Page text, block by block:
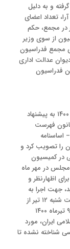
و به دلیل
تعداد اعضای
در مجمع، حکم
از سوی وزیر
مجمع فدراسیون
عدالت اداری
فدراسیون
هیات وزیران در جلسات ۱۴ مهر ۱۳۹۸ و ۱۵ اردیبهشت ۱۴۰۰ به پیشنهاد
و به استناد تبصره ماده (۱۱) قانون فهرست
نهادها و موسسات عمومی غیردولتی – مصوب ۱۳۷۳ – اساسنامه
را تصویب کرد و
در کمیسیون
در مهر ماه
اظهارنظر و
جهت اجرا به
دولت ابلاغ شود، اما حدود ۲۰ ماه طول کشید تا نهایت شنبه ۱۲ تیر از
سوی سخنگوی شورای نگهبان اعلام شد که چهارشنبه ۹ تیرماه ۱۴۰۰
ایران، مورد
شناخته نشده تا